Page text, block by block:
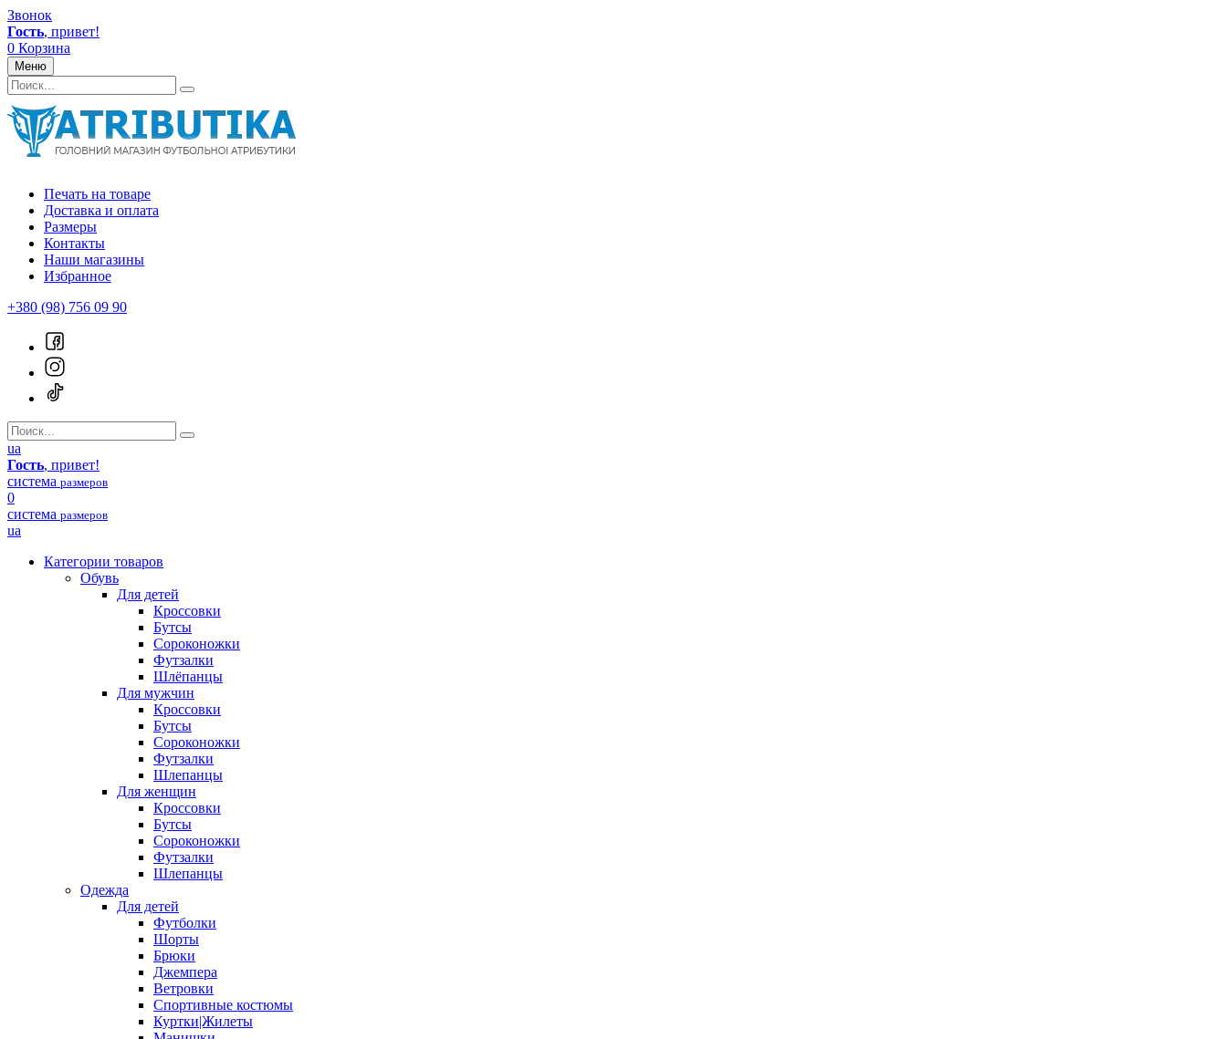
Звонок
Гость, привет!
0 Корзина
Меню
Печать на товаре
Доставка и оплата
Размеры
Контакты
Наши магазины
Избранное
+380 (98) 756 09 90
ua
Гость, привет!
система размеров
0
система размеров
ua
Категории товаров
Обувь
Для детей
Кроссовки
Бутсы
Сороконожки
Футзалки
Шлёпанцы
Для мужчин
Кроссовки
Бутсы
Сороконожки
Футзалки
Шлепанцы
Для женщин
Кроссовки
Бутсы
Сороконожки
Футзалки
Шлепанцы
Одежда
Для детей
Футболки
Шорты
Брюки
Джемпера
Ветровки
Спортивные костюмы
Куртки|Жилеты